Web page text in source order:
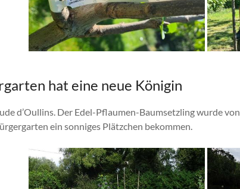
hat eine neue Königin
d’Oullins. Der Edel-Pflaumen-Baumsetzling wurde
ein sonniges Plätzchen bekommen.